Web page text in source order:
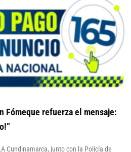
Fómeque refuerza el mensaje:
Cundinamarca, junto con la Policía de